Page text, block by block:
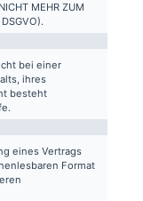
MEHR ZUM
DSGVO).
bei einer
ihres
besteht
eines Vertrags
Format